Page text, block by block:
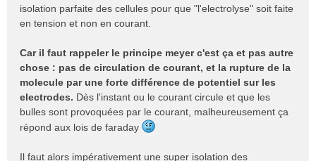
isolation parfaite des cellules pour que "l'electrolyse" soit faite
en tension et non en courant.
Car il faut rappeler le principe meyer c'est ça et pas autre
chose : pas de circulation de courant, et la rupture de la
molecule par une forte différence de potentiel sur les
electrodes. Dès l'instant ou le courant circule et que les
bulles sont provoquées par le courant, malheureusement ça
répond aux lois de faraday
Il faut alors impérativement une super isolation des